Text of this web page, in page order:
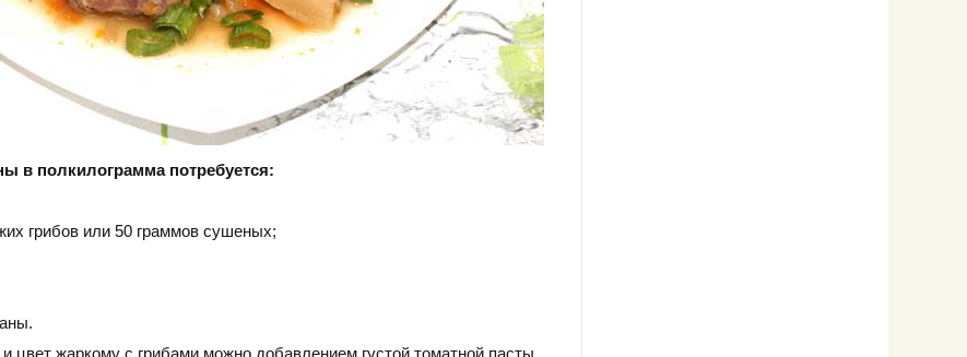
в полкилограмма потребуется:
грибов или 50 граммов сушеных;
цвет жаркому с грибами можно добавлением густой томатной пасты.